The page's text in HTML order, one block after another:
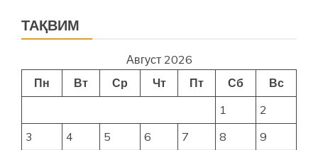
ТАҚВИМ
Август 2026
Пн
Вт Ср Чт Пт Сб Вс
1
2
3
4 5 6 7 8
9